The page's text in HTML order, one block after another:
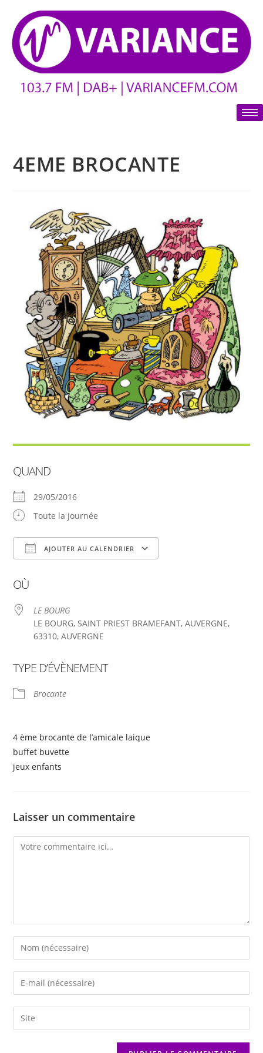
4EME BROCANTE
QUAND
29/05/2016
Toute la journée
AJOUTER AU CALENDRIER
OÙ
LE BOURG
LE BOURG, SAINT PRIEST BRAMEFANT, AUVERGNE,
63310, AUVERGNE
TYPE D’ÉVÈNEMENT
Brocante
4 ème brocante de l’amicale laique
buffet buvette
jeux enfants
Laisser un commentaire